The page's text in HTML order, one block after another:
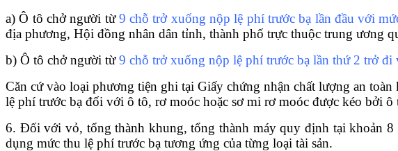
a) Ô tô chở người từ9 chỗ trở xuống nộp lệ phí trước bạ lần đầu với
địa phương, Hội đồng nhân dân tỉnh, thành phố trực thuộc trung ương
b) Ô tô chở người từ9 chỗ trở xuống nộp lệ phí trước bạ lần thứ 2 trở đi
Căn cứ vào loại phương tiện ghi tại Giấy chứng nhận chất lượng an
lệ phí trước bạ đối với ô tô, rơ moóc hoặc sơ mi rơ moóc được kéo bởi
6. Đối với vỏ, tổng thành khung, tổng thành máy quy định tại khoản
dụng mức thu lệ phí trước bạ tương ứng của từng loại tài sản.